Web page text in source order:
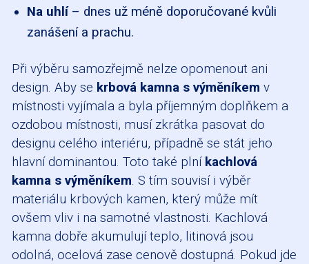
Na uhlí– dnes už méně doporučované kvůli
zanášení a prachu.
Při výběru samozřejmě nelze opomenout ani
design. Aby se krbová kamna s výměníkem v
místnosti vyjímala a byla příjemným doplňkem a
ozdobou místnosti, musí zkrátka pasovat do
designu celého interiéru, případně se stát jeho
hlavní dominantou. Toto také plní kachlová
kamna s výměníkem. S tím souvisí i výběr
materiálu krbových kamen, který může mít
ovšem vliv i na samotné vlastnosti. Kachlová
kamna dobře akumulují teplo, litinová jsou
odolná, ocelová zase cenově dostupná. Pokud jde